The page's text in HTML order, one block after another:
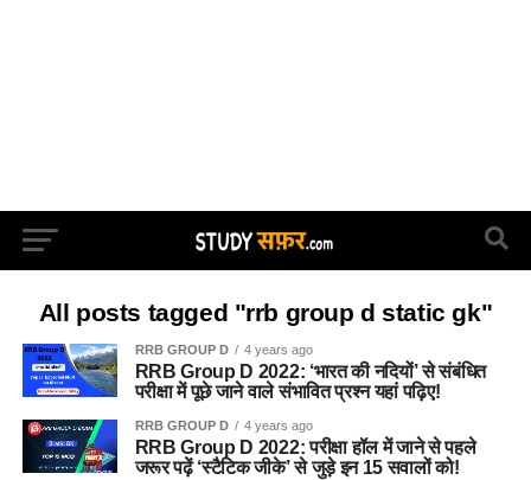
All posts tagged "rrb group d static gk"
RRB GROUP D 4 years ago
RRB Group D 2022: ‘भारत की नदियों’ से संबंधित
परीक्षा में पूछे जाने वाले संभावित प्रश्न यहां पढ़िए!
RRB GROUP D 4 years ago
RRB Group D 2022: परीक्षा हॉल में जाने से पहले
जरूर पढ़ें ‘स्टैटिक जीके’ से जुड़े इन 15 सवालों को!